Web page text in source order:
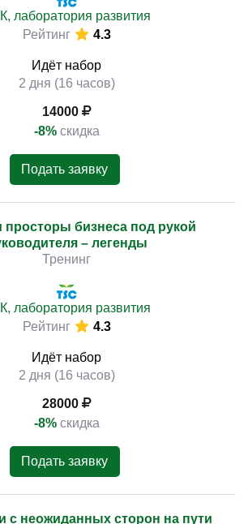
лаборатория развития
Рейтинг
4.3
Идёт набор
2 дня (16 часов)
14000
-8% скидка
Подать заявку
бизнеса под рукой
– легенды
Тренинг
лаборатория развития
Рейтинг
4.3
Идёт набор
2 дня (16 часов)
28000
-8% скидка
Подать заявку
с неожиданных сторон на пути